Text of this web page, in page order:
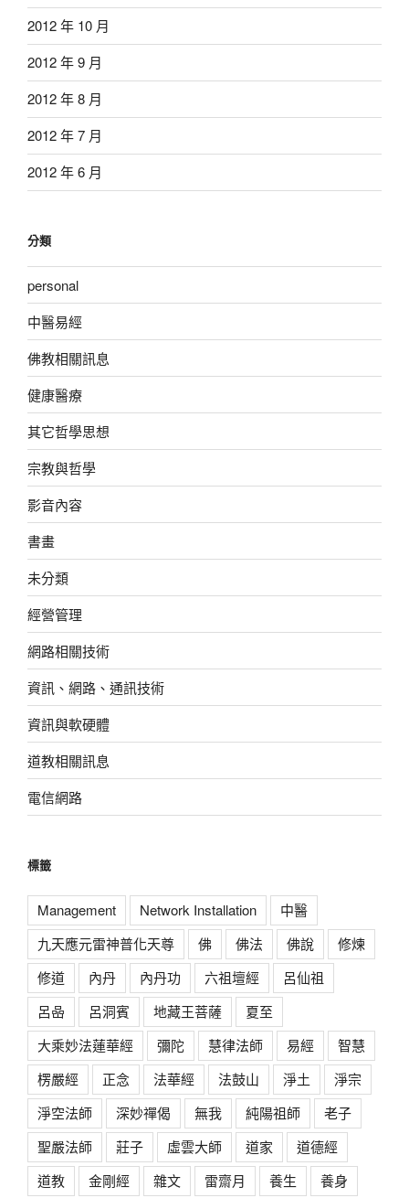
2012 年 10 月
2012 年 9 月
2012 年 8 月
2012 年 7 月
2012 年 6 月
分類
personal
中醫易經
佛教相關訊息
健康醫療
其它哲學思想
宗教與哲學
影音內容
書畫
未分類
經營管理
網路相關技術
資訊、網路、通訊技術
資訊與軟硬體
道教相關訊息
電信網路
標籤
Management Network Installation
中醫
九天應元雷神普化天尊
佛 佛法 佛說
修煉
修道
內丹 內丹功 六祖壇經
呂仙祖
呂喦
呂洞賓 地藏王菩薩
夏至
大乘妙法蓮華經
彌陀 慧律法師 易經
智慧
楞嚴經
正念 法華經 法鼓山 淨土
淨宗
淨空法師
深妙禪偈 無我 純陽祖師
老子
聖嚴法師
莊子 虛雲大師 道家
道德經
道教
金剛經 雜文 雷齋月 養生 養身